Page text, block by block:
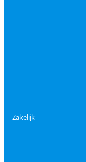
Zakelijk